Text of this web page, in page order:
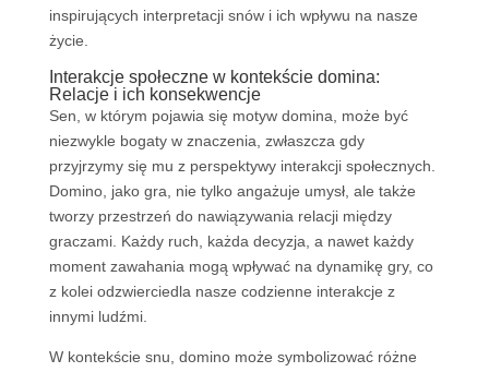
inspirujących interpretacji snów i ich wpływu na nasze
życie.
Interakcje społeczne w kontekście domina:
Relacje i ich konsekwencje
Sen, w którym pojawia się motyw domina, może być
niezwykle bogaty w znaczenia, zwłaszcza gdy
przyjrzymy się mu z perspektywy interakcji społecznych.
Domino, jako gra, nie tylko angażuje umysł, ale także
tworzy przestrzeń do nawiązywania relacji między
graczami. Każdy ruch, każda decyzja, a nawet każdy
moment zawahania mogą wpływać na dynamikę gry, co
z kolei odzwierciedla nasze codzienne interakcje z
innymi ludźmi.
W kontekście snu, domino może symbolizować różne